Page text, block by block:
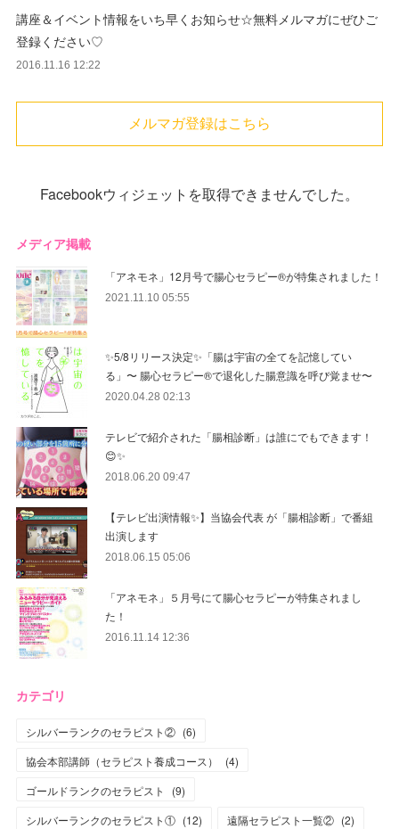
講座＆イベント情報をいち早くお知らせ☆無料メルマガにぜひご
登録ください♡
2016.11.16 12:22
メルマガ登録はこちら
Facebookウィジェットを取得できませんでした。
メディア掲載
「アネモネ」12月号で腸心セラピー®︎が特集されました！
2021.11.10 05:55
✨5/8リリース決定✨「腸は宇宙の全てを記憶してい
る」〜 腸心セラピー®︎で退化した腸意識を呼び覚ませ〜
2020.04.28 02:13
テレビで紹介された「腸相診断」は誰にでもできます！
😊✨
2018.06.20 09:47
【テレビ出演情報✨】当協会代表 が「腸相診断」で番組
出演します
2018.06.15 05:06
「アネモネ」５月号にて腸心セラピーが特集されまし
た！
2016.11.14 12:36
カテゴリ
シルバーランクのセラピスト② (6)
協会本部講師（セラピスト養成コース）
(4)
ゴールドランクのセラピスト
(9)
シルバーランクのセラピスト① (12) 遠隔セラピスト一覧② (2)